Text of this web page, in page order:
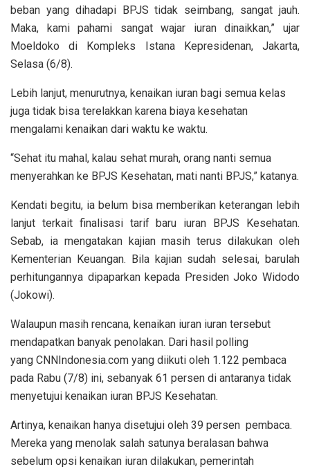
beban yang dihadapi BPJS tidak seimbang, sangat jauh.
Maka, kami pahami sangat wajar iuran dinaikkan,” ujar
Moeldoko di Kompleks Istana Kepresidenan, Jakarta,
Selasa (6/8).
Lebih lanjut, menurutnya, kenaikan iuran bagi semua kelas
juga tidak bisa terelakkan karena biaya kesehatan
mengalami kenaikan dari waktu ke waktu.
“Sehat itu mahal, kalau sehat murah, orang nanti semua
menyerahkan ke BPJS Kesehatan, mati nanti BPJS,” katanya.
Kendati begitu, ia belum bisa memberikan keterangan lebih
lanjut terkait finalisasi tarif baru iuran BPJS Kesehatan.
Sebab, ia mengatakan kajian masih terus dilakukan oleh
Kementerian Keuangan. Bila kajian sudah selesai, barulah
perhitungannya dipaparkan kepada Presiden Joko Widodo
(Jokowi).
Walaupun masih rencana, kenaikan iuran iuran tersebut
mendapatkan banyak penolakan. Dari hasil polling
yang CNNIndonesia.com yang diikuti oleh 1.122 pembaca
pada Rabu (7/8) ini, sebanyak 61 persen di antaranya tidak
menyetujui kenaikan iuran BPJS Kesehatan.
Artinya, kenaikan hanya disetujui oleh 39 persen pembaca.
Mereka yang menolak salah satunya beralasan bahwa
sebelum opsi kenaikan iuran dilakukan, pemerintah